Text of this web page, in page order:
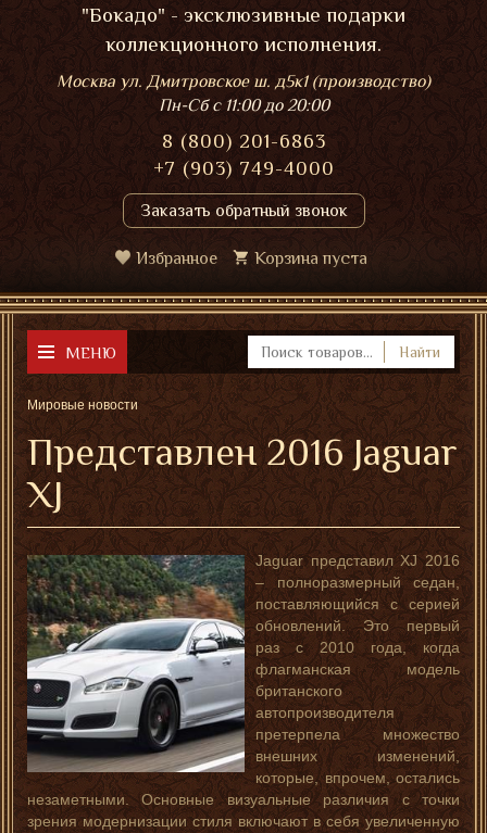
"Бокадо" - эксклюзивные подарки
коллекционного исполнения.
Москва ул. Дмитровское ш. д5к1 (производство)
Пн-Сбс 11:00 до 20:00
8 (800) 201-6863
+7 (903) 749-4000
Заказать обратный звонок
Избранное Корзина пуста
МЕНЮ Найти
Мировые новости
Представлен 2016 Jaguar
XJ
Jaguar представил XJ 2016
– полноразмерный седан,
поставляющийся с серией
обновлений. Это первый
раз с 2010 года, когда
флагманская модель
британского
автопроизводителя
претерпела множество
внешних изменений,
которые, впрочем, остались
незаметными. Основные визуальные различия с точки
зрения модернизации стиля включают в себя увеличенную